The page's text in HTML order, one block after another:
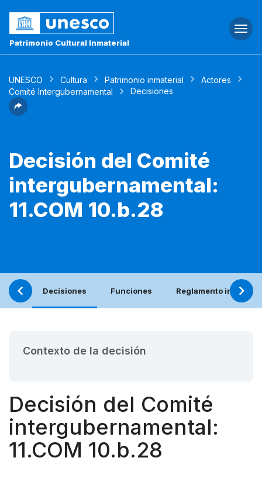
Patrimonio Cultural Inmaterial
UNESCO Cultura Patrimonio inmaterial
Actores
Comité Intergubernamental
Decisiones
Decisión del Comité
intergubernamental:
11.COM 10.b.28
Decisiones Funciones Reglamento interno
Contexto de la decisión
Decisión del Comité
intergubernamental:
11.COM 10.b.28